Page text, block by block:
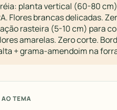
planta vertical (60-80
Flores brancas delicadas.
rasteira (5-10 cm) para
amarelas. Zero corte.
+ grama-amendoim na
TEMA